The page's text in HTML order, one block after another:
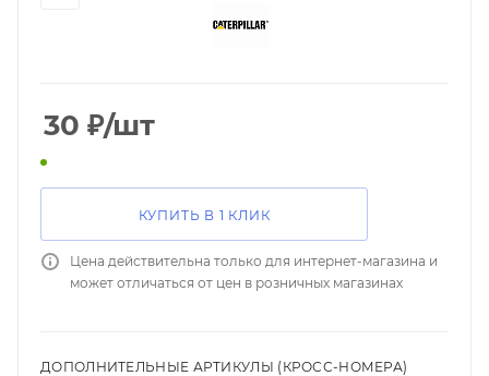
30 ₽/шт
КУПИТЬ В 1 КЛИК
Цена действительна только для интернет-магазина и
может отличаться от цен в розничных магазинах
ДОПОЛНИТЕЛЬНЫЕ АРТИКУЛЫ (КРОСС-НОМЕРА)